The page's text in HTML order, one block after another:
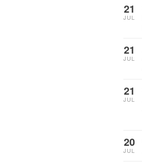
21
JUL
21
JUL
21
JUL
20
JUL